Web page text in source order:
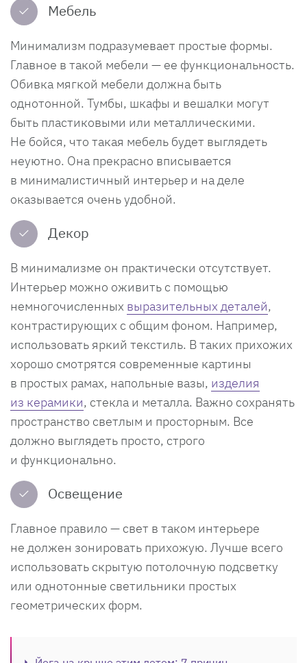
✓ Мебель
Минимализм подразумевает простые формы.
Главное в такой мебели — ее функциональность.
Обивка мягкой мебели должна быть
однотонной. Тумбы, шкафы и вешалки могут
быть пластиковыми или металлическими.
Не бойся, что такая мебель будет выглядеть
неуютно. Она прекрасно вписывается
в минималистичный интерьер и на деле
оказывается очень удобной.
✓ Декор
В минимализме он практически отсутствует.
Интерьер можно оживить с помощью
немногочисленных выразительных деталей,
контрастирующих с общим фоном. Например,
использовать яркий текстиль. В таких прихожих
хорошо смотрятся современные картины
в простых рамах, напольные вазы, изделия
из керамики, стекла и металла. Важно сохранять
пространство светлым и просторным. Все
должно выглядеть просто, строго
и функционально.
✓ Освещение
Главное правило — свет в таком интерьере
не должен зонировать прихожую. Лучше всего
использовать скрытую потолочную подсветку
или однотонные светильники простых
геометрических форм.